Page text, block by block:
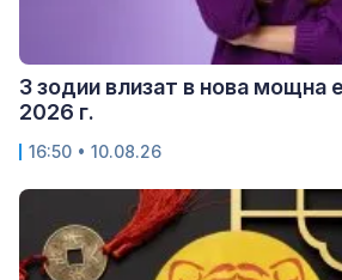
3 зодии влизат в нова мощна
2026 г.
16:50 • 10.08.26